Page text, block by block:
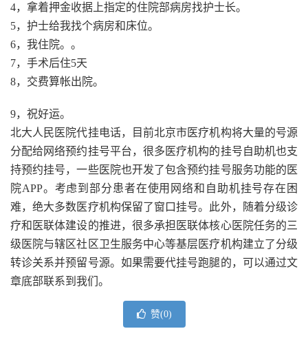
4，拿着押金收据上指定的住院部病房找护士长。
5，护士给我找个病房和床位。
6，我住院。。
7，手术后住5天
8，交费算帐出院。
9，祝好运。
北大人民医院代挂电话，目前北京市医疗机构将大量的号源
分配给网络预约挂号平台，很多医疗机构的挂号自助机也支
持预约挂号，一些医院也开发了包含预约挂号服务功能的医
院APP。考虑到部分患者在使用网络和自助机挂号存在困
难，绝大多数医疗机构保留了窗口挂号。此外，随着分级诊
疗和医联体建设的推进，很多承担医联体核心医院任务的三
级医院与辖区社区卫生服务中心等基层医疗机构建立了分级
转诊关系并预留号源。如果需要代挂号跑腿的，可以通过文
章底部联系到我们。
赞(0)